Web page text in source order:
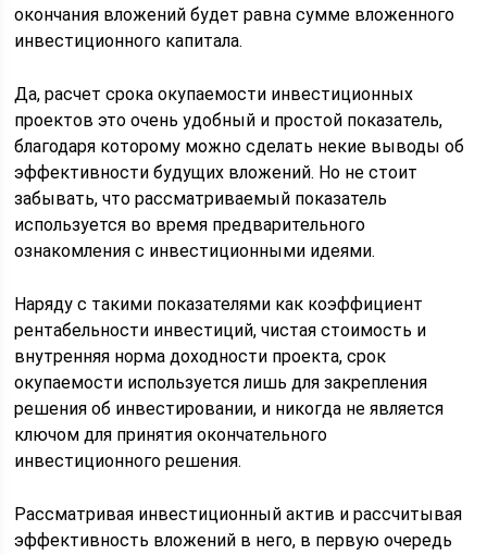
окончания вложений будет равна сумме вложенного
инвестиционного капитала.
Да, расчет срока окупаемости инвестиционных
проектов это очень удобный и простой показатель,
благодаря которому можно сделать некие выводы об
эффективности будущих вложений. Но не стоит
забывать, что рассматриваемый показатель
используется во время предварительного
ознакомления с инвестиционными идеями.
Наряду с такими показателями как коэффициент
рентабельности инвестиций, чистая стоимость и
внутренняя норма доходности проекта, срок
окупаемости используется лишь для закрепления
решения об инвестировании, и никогда не является
ключом для принятия окончательного
инвестиционного решения.
Рассматривая инвестиционный актив и рассчитывая
эффективность вложений в него, в первую очередь